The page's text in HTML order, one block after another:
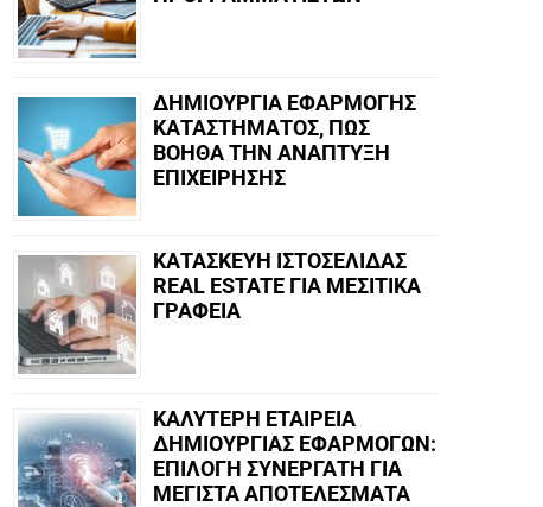
ΔΗΜΙΟΥΡΓΙΑ ΕΦΑΡΜΟΓΗΣ
ΚΑΤΑΣΤΗΜΑΤΟΣ, ΠΩΣ
ΒΟΗΘΑ ΤΗΝ ΑΝΑΠΤΥΞΗ
ΕΠΙΧΕΙΡΗΣΗΣ
ΚΑΤΑΣΚΕΥΗ ΙΣΤΟΣΕΛΙΔΑΣ
REAL ESTATE ΓΙΑ ΜΕΣΙΤΙΚΑ
ΓΡΑΦΕΙΑ
ΚΑΛΥΤΕΡΗ ΕΤΑΙΡΕΙΑ
ΔΗΜΙΟΥΡΓΙΑΣ ΕΦΑΡΜΟΓΩΝ:
ΕΠΙΛΟΓΗ ΣΥΝΕΡΓΑΤΗ ΓΙΑ
ΜΕΓΙΣΤΑ ΑΠΟΤΕΛΕΣΜΑΤΑ